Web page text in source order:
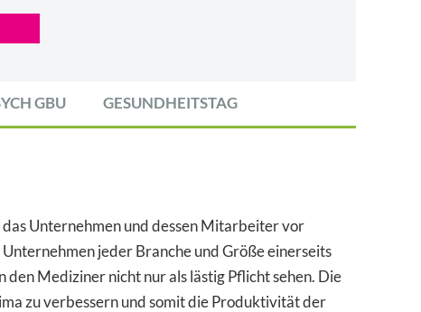
GBU GESUNDHEITSTAG
Unternehmen und dessen Mitarbeiter vor
jeder Branche und Größe einerseits
Mediziner nicht nur als lästig Pflicht sehen. Die
zu verbessern und somit die Produktivität der